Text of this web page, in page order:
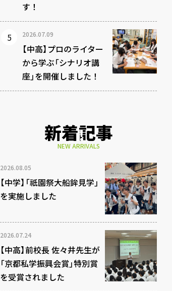
す！
2026.07.09
【中高】プロのライター
から学ぶ「シナリオ講
座」を開催しました！
新着記事
NEW ARRIVALS
2026.08.05
【中学】「祇園祭大船鉾見学」
を実施しました
2026.07.24
【中高】前校長 佐々井先生が
「京都私学振興会賞」特別賞
を受賞されました